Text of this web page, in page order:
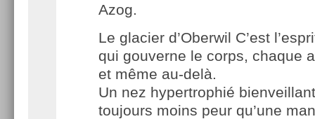
Azog.
Le glacier d’Oberwil C’est
qui gouverne le corps, chaque
et même au-delà.
Un nez hypertrophié
toujours moins peur qu’une